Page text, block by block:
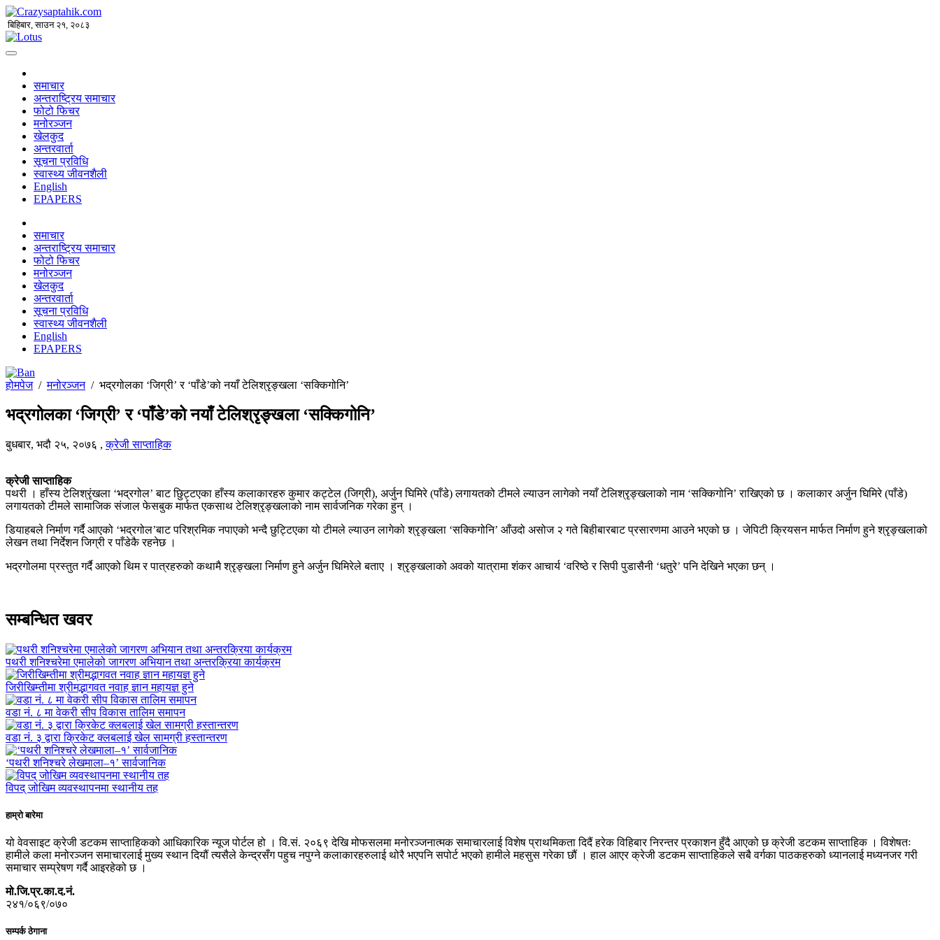
बिहिबार, साउन २१, २०८३
समाचार
अन्तराष्ट्रिय समाचार
फोटो फिचर
मनोरञ्जन
खेलकुद
अन्तरवार्ता
सूचना प्रविधि
स्वास्थ्य जीवनशैली
English
EPAPERS
समाचार
अन्तराष्ट्रिय समाचार
फोटो फिचर
मनोरञ्जन
खेलकुद
अन्तरवार्ता
सूचना प्रविधि
स्वास्थ्य जीवनशैली
English
EPAPERS
होमपेज/मनोरञ्जन/ भद्रगोलका ‘जिग्री’ र ‘पाँडे’को नयाँ टेलिश्रृङ्खला ‘सक्किगोनि’
भद्रगोलका ‘जिग्री’ र ‘पाँडे’को नयाँ टेलिश्रृङ्खला ‘सक्किगोनि’
बुधबार, भदौ २५, २०७६ ,क्रेजी साप्ताहिक
क्रेजी साप्ताहिक
पथरी । हाँस्य टेलिश्रृंखला ‘भद्रगोल’ बाट छुिट्टएका हाँस्य कलाकारहरु कुमार कट्टेल (जिग्री), अर्जुन घिमिरे (पाँडे) लगायतको टीमले ल्याउन लागेको नयाँ टेलिश्रृङ्खलाको नाम ‘सक्किगोनि’ राखिएको छ । कलाकार अर्जुन घिमिरे (पाँडे)
लगायतको टीमले सामाजिक संजाल फेसबुक मार्फत एकसाथ टेलिश्रृङ्खलाको नाम सार्वजनिक गरेका हुन् ।
डियाहबले निर्माण गर्दै आएको ‘भद्रगोल’बाट परिश्रमिक नपाएको भन्दै छुट्टिएका यो टीमले ल्याउन लागेको श्रृङ्खला ‘सक्किगोनि’ आँउदो असोज २ गते बिहीबारबाट प्रसारणमा आउने भएको छ । जेपिटी क्रियसन मार्फत निर्माण हुने श्रृङ्खलाको
लेखन तथा निर्देशन जिग्री र पाँडेकै रहनेछ ।
भद्रगोलमा प्रस्तुत गर्दै आएको थिम र पात्रहरुको कथामै श्रृङ्खला निर्माण हुने अर्जुन घिमिरेले बताए । श्रृङ्खलाको अवको यात्रामा शंकर आचार्य ‘वरिष्ठे र सिपी पुडासैनी ‘धतुरे’ पनि देखिने भएका छन् ।
सम्बन्धित खवर
पथरी शनिश्चरेमा एमालेको जागरण अभियान तथा अन्तरक्रिया कार्यक्रम
जिरीखिम्तीमा श्रीमद्भागवत नवाह ज्ञान महायज्ञ हुने
वडा नं. ८ मा वेकरी सीप विकास तालिम समापन
वडा नं. ३ द्वारा क्रिकेट क्लबलाई खेल सामग्री हस्तान्तरण
‘पथरी शनिश्चरे लेखमाला–१’ सार्वजानिक
विपद् जोखिम व्यवस्थापनमा स्थानीय तह
हाम्रो बारेमा
यो वेवसाइट क्रेजी डटकम साप्ताहिकको आधिकारिक न्यूज पोर्टल हो । वि.सं. २०६९ देखि मोफसलमा मनोरञ्जनात्मक समाचारलाई विशेष प्राथमिकता दिदैं हरेक विहिबार निरन्तर प्रकाशन हुँदै आएको छ क्रेजी डटकम साप्ताहिक । विशेषतः
हामीले कला मनोरञ्जन समाचारलाई मुख्य स्थान दियौं त्यसैले केन्द्रसँग पहुच नपुग्ने कलाकारहरुलाई थोरै भएपनि सपोर्ट भएको हामीले महसुस गरेका छौं । हाल आएर क्रेजी डटकम साप्ताहिकले सबै वर्गका पाठकहरुको ध्यानलाई मध्यनजर गरी
समाचार सम्प्रेषण गर्दै आइरहेको छ ।
मो.जि.प्र.का.द.नं.
२४१/०६९/०७०
सम्पर्क ठेगाना